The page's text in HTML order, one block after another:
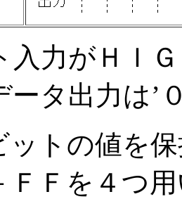
入力がＨＩ
ータ出力は’
ットの値を
ＦＦを４つ